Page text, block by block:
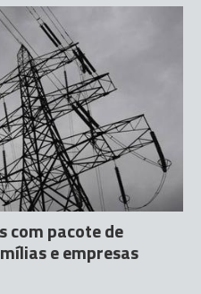
com pacote de
e empresas